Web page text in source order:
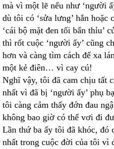
mà vì một lẽ nếu như ‘người
dù tôi có ‘sửa lưng’ hắn hoặc
‘cái bộ mặt đen tối bẩn thỉu’
thì rốt cuộc ‘người ấy’ cũng
hơn và càng tìm cách để xa
một kẻ điên… vì cay cú!
Nghĩ vậy, tôi đã cam chịu tất
nhất vì đã bị ‘người ấy’ phụ
tôi càng cảm thấy đớn đau
không bao giờ có thể vơi đi
Lần thứ ba ấy tôi đã khóc, đó
nhất trong cuộc đời của tôi vì